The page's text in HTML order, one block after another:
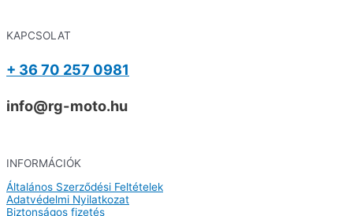
KAPCSOLAT
+ 36 70 257 0981
info@rg-moto.hu
INFORMÁCIÓK
Általános Szerződési Feltételek
Adatvédelmi Nyilatkozat
Biztonságos fizetés